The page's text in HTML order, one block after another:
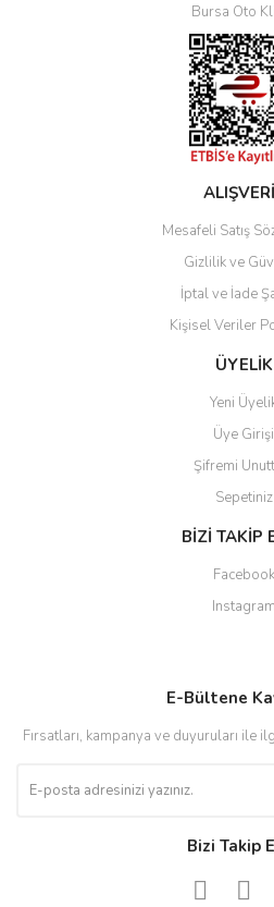
Bursa Oto
Mesafeli Satış
Gizlilik ve
İptal ve İade
Kişisel Veriler
ÜYELİK
Yeni
Üye Girişi
Şifremi
Sepetiniz
BİZİ TAKİP
Facebook
Instagram
E-Bültene
Fırsatları, kampanya ve duyuruları ile
Bizi Takip